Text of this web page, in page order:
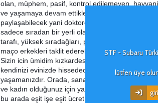
STF - Subaru
lütfen üye
olan, müphem, pasif, kontrol edilemeyen,
ve yaşamaya devam ettikleri için aşağılandılar.
paylaşabilecek yani doktorculuk oynayamayıp
sadece sıradan bir yerli olabilen bizlere kalan
tarafı, yüksek sıradağları, parlak çayırları
maço erkekleri taklit ederek asla ulaşamayız.
Sizin icin ümidim kızkardeslerim, orada
kendinizi evinizde hissedeceğiniz, kendi
yaşamanızdır. Orada, sanat mı bilim mi,
ve kadın olduğunuz için yaptığınızın ikinci
bu arada eşit işe eşit ücret alırsınız.